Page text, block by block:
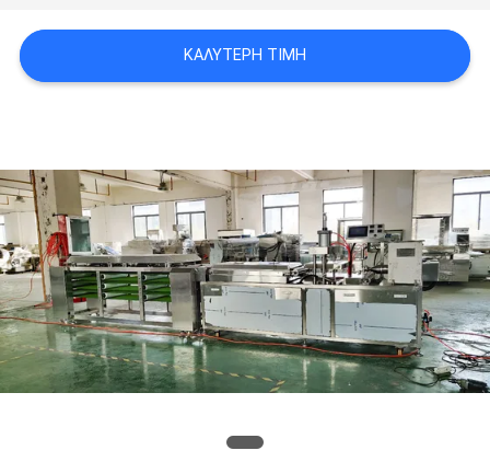
PRIVACY
POLICY
ΚΑΛΎΤΕΡΗ ΤΙΜΉ